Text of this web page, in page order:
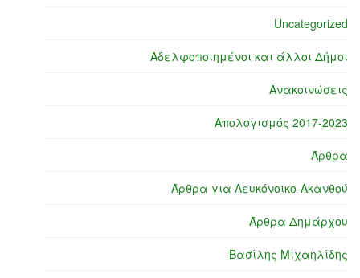
Uncategorized
Αδελφοποιημένοι και άλλοι Δήμοι
Ανακοινώσεις
Απολογισμός 2017-2023
Άρθρα
Άρθρα για Λευκόνοικο-Ακανθού
Άρθρα Δημάρχου
Βασίλης Μιχαηλίδης